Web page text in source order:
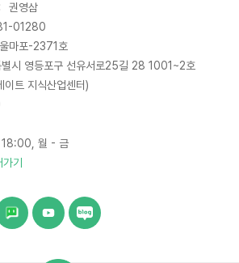
권영삼
01280
마포-2371호
별시 영등포구 선유서로25길 28 1001~2호
이트 지식산업센터)
월 - 금
기